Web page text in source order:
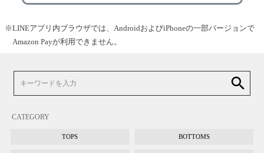
LINEアプリ内ブラウザでは、AndroidおよびiPhoneの一部バージョンで
Amazon Payが利用できません。
search
CATEGORY
TOPS BOTTOMS